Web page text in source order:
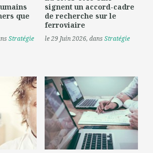
que
Stratégie
signent un accord-cadre
de recherche sur le
ferroviaire
le 29 Juin 2026, dansStratégie